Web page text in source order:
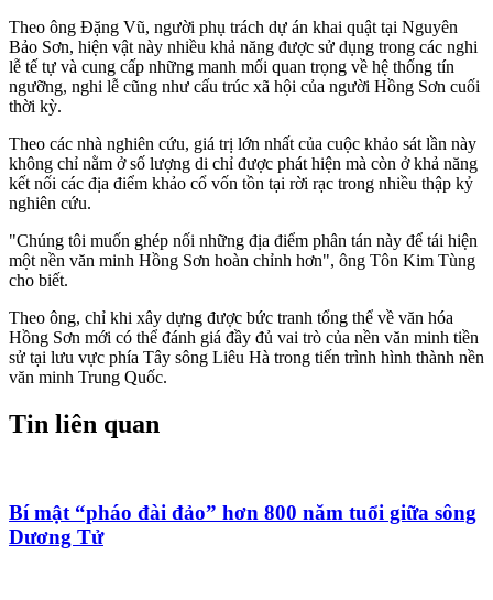
Theo ông Đặng Vũ, người phụ trách dự án khai quật tại Nguyên
Bảo Sơn, hiện vật này nhiều khả năng được sử dụng trong các nghi
lễ tế tự và cung cấp những manh mối quan trọng về hệ thống tín
ngưỡng, nghi lễ cũng như cấu trúc xã hội của người Hồng Sơn cuối
thời kỳ.
Theo các nhà nghiên cứu, giá trị lớn nhất của cuộc khảo sát lần này
không chỉ nằm ở số lượng di chỉ được phát hiện mà còn ở khả năng
kết nối các địa điểm khảo cổ vốn tồn tại rời rạc trong nhiều thập kỷ
nghiên cứu.
"Chúng tôi muốn ghép nối những địa điểm phân tán này để tái hiện
một nền văn minh Hồng Sơn hoàn chỉnh hơn", ông Tôn Kim Tùng
cho biết.
Theo ông, chỉ khi xây dựng được bức tranh tổng thể về văn hóa
Hồng Sơn mới có thể đánh giá đầy đủ vai trò của nền văn minh tiền
sử tại lưu vực phía Tây sông Liêu Hà trong tiến trình hình thành nền
văn minh Trung Quốc.
Tin liên quan
Bí mật “pháo đài đảo” hơn 800 năm tuổi giữa sông
Dương Tử